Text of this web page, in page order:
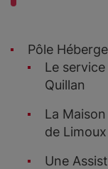
Pôle
Le
Quillan
La
de Limoux
Une